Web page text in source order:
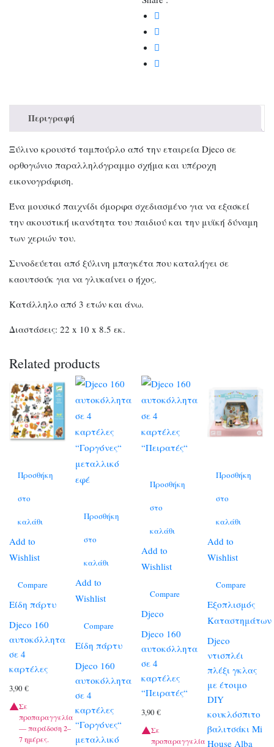
Περιγραφή
Ξύλινο κρουστό ταμπούρλο από την εταιρεία Djeco σε
ορθογώνιο παραλληλόγραμμο σχήμα και υπέροχη
εικονογράφιση.
Ένα μουσικό παιχνίδι όμορφα σχεδιασμένο για να εξασκεί
την ακουστική ικανότητα του παιδιού και την μυϊκή δύναμη
των χεριών του.
Συνοδεύεται από ξύλινη μπαγκέτα που καταλήγει σε
καουτσούκ για να γλυκαίνει ο ήχος.
Κατάλληλο από 3 ετών και άνω.
Διαστάσεις: 22 x 10 x 8.5 εκ.
Related products
Προσθήκη
στο
καλάθι
Add to
Wishlist
Compare
Είδη πάρτυ
Djeco 160
αυτοκόλλητα
σε 4
καρτέλες
3,90 €
Σε
προπαραγγελία
— παράδοση 2–
7 ημέρες.
Προσθήκη
στο
καλάθι
Add to
Wishlist
Compare
Είδη πάρτυ
Djeco 160
αυτοκόλλητα
σε 4
καρτέλες
“Γοργόνες“
μεταλλικό
Προσθήκη
στο
καλάθι
Add to
Wishlist
Compare
Djeco
Djeco 160
αυτοκόλλητα
σε 4
καρτέλες
“Πειρατές“
3,90€
Σε
προπαραγγελία
Προσθήκη
στο
καλάθι
Add to
Wishlist
Compare
Εξοπλισμός
Καταστημάτων
Djeco
ντισπλέι
πλέξι γκλας
με έτοιμο
DIY
κουκλόσπιτο
βαλιτσάκι Mi
House Alba